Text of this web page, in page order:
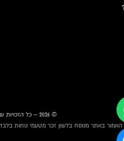
© 2026 – כל הזכויות שמורות המכללה למקרא
האמור באתר מנוסח בלשון זכר מטעמי נוחות